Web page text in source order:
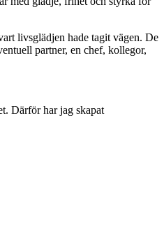
livsglädjen hade tagit vägen. De
partner, en chef, kollegor,
Därför har jag skapat